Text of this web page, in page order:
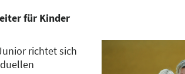
für Kinder
richtet sich